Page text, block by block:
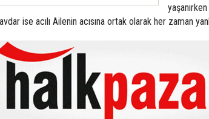
ise acılı Ailenin acısına ortak olarak her zaman